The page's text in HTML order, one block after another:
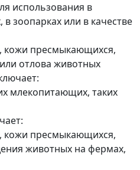
использования в
в зоопарках или в качестве
кожи пресмыкающихся,
отлова животных
млекопитающих, таких
кожи пресмыкающихся,
животных на фермах,